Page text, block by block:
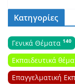
Κατηγορίες
Γενικά Θέματα 140
Εκπαιδευτικά
Επαγγελματική